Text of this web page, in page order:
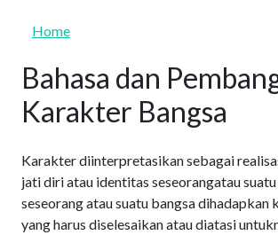
Home
Bahasa dan
Karakter Bangsa
Karakter diinterpretasikan sebagai
jati diri atau identitas seseorangatau
seseorang atau suatu bangsa dihadapkan
yang harus diselesaikan atau diatasi